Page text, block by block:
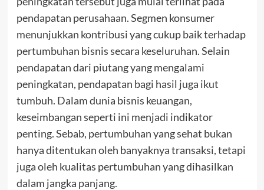
pendapatan perusahaan. Segmen konsumer
menunjukkan kontribusi yang cukup baik terhadap
pertumbuhan bisnis secara keseluruhan. Selain
pendapatan dari piutang yang mengalami
peningkatan, pendapatan bagi hasil juga ikut
tumbuh. Dalam dunia bisnis keuangan,
keseimbangan seperti ini menjadi indikator
penting. Sebab, pertumbuhan yang sehat bukan
hanya ditentukan oleh banyaknya transaksi, tetapi
juga oleh kualitas pertumbuhan yang dihasilkan
dalam jangka panjang.